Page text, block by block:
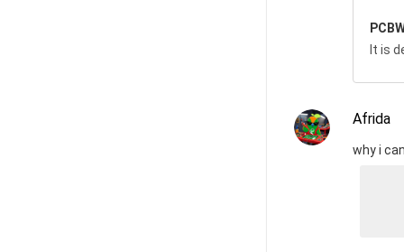
It is
Afrida
why i